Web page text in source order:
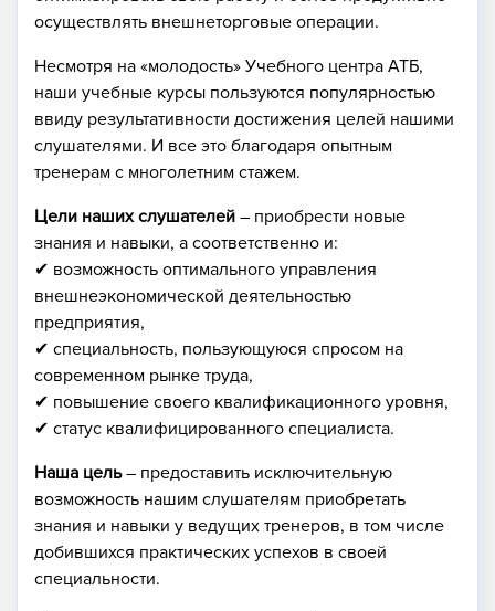
осуществлять внешнеторговые операции.
Несмотря на «молодость» Учебного центра АТБ,
наши учебные курсы пользуются популярностью
ввиду результативности достижения целей нашими
слушателями. И все это благодаря опытным
тренерам с многолетним стажем.
Цели наших слушателей – приобрести новые
знания и навыки, а соответственно и:
✔ возможность оптимального управления
внешнеэкономической деятельностью
предприятия,
✔ специальность, пользующуюся спросом на
современном рынке труда,
✔ повышение своего квалификационного уровня,
✔ статус квалифицированного специалиста.
Наша цель– предоставить исключительную
возможность нашим слушателям приобретать
знания и навыки у ведущих тренеров, в том числе
добившихся практических успехов в своей
специальности.